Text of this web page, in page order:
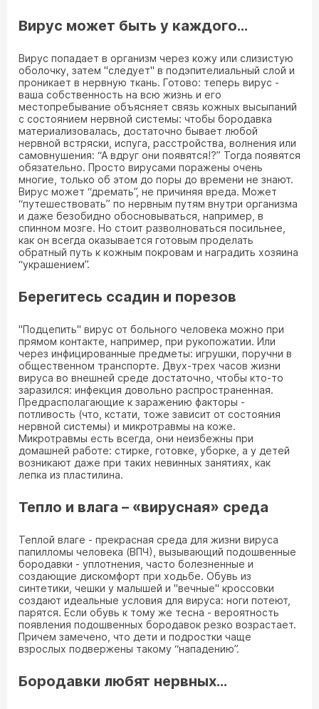
Вирус может быть у каждого…
Вирус попадает в организм через кожу или слизистую
оболочку, затем "следует" в подэпителиальный слой и
проникает в нервную ткань. Готово: теперь вирус -
ваша собственность на всю жизнь и его
местопребывание объясняет связь кожных высыпаний
с состоянием нервной системы: чтобы бородавка
материализовалась, достаточно бывает любой
нервной встряски, испуга, расстройства, волнения или
самовнушения: “А вдруг они появятся!?” Тогда появятся
обязательно. Просто вирусами поражены очень
многие, только об этом до поры до времени не знают.
Вирус может “дремать”, не причиняя вреда. Может
“путешествовать” по нервным путям внутри организма
и даже безобидно обосновываться, например, в
спинном мозге. Но стоит разволноваться посильнее,
как он всегда оказывается готовым проделать
обратный путь к кожным покровам и наградить хозяина
“украшением”.
Берегитесь ссадин и порезов
"Подцепить" вирус от больного человека можно при
прямом контакте, например, при рукопожатии. Или
через инфицированные предметы: игрушки, поручни в
общественном транспорте. Двух-трех часов жизни
вируса во внешней среде достаточно, чтобы кто-то
заразился: инфекция довольно распространенная.
Предрасполагающие к заражению факторы -
потливость (что, кстати, тоже зависит от состояния
нервной системы) и микротравмы на коже.
Микротравмы есть всегда, они неизбежны при
домашней работе: стирке, готовке, уборке, а у детей
возникают даже при таких невинных занятиях, как
лепка из пластилина.
Тепло и влага – «вирусная» среда
Теплой влаге - прекрасная среда для жизни вируса
папилломы человека (ВПЧ), вызывающий подошвенные
бородавки - уплотнения, часто болезненные и
создающие дискомфорт при ходьбе. Обувь из
синтетики, чешки у малышей и "вечные" кроссовки
создают идеальные условия для вируса: ноги потеют,
парятся. Если обувь к тому же тесна - вероятность
появления подошвенных бородавок резко возрастает.
Причем замечено, что дети и подростки чаще
взрослых подвержены такому “нападению”.
Бородавки любят нервных…